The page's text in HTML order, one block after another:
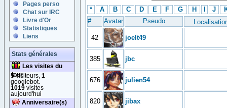
Pages perso
Chat sur IRC
Livre d'Or
Statistiques
Liens
Stats générales
Les visites du
jour
5visiteurs, 1
googlebot.
1019 visites
aujourd'hui
Anniversaire(s)
* A B C D E F G H J
#
Avatar Pseudo
42 joelt49
385 jbc
676 julien54
820 jibax